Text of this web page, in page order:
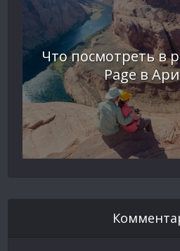
Что посмотреть в
Page в